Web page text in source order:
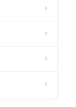
›
›
›
›